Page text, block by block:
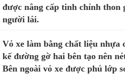
được nâng cấp tinh chỉnh thon
người lái.
Vỏ xe làm bằng chất liệu nhựa
kế đường gờ hai bên tạo nên
Bên ngoài vỏ xe được phủ lớp